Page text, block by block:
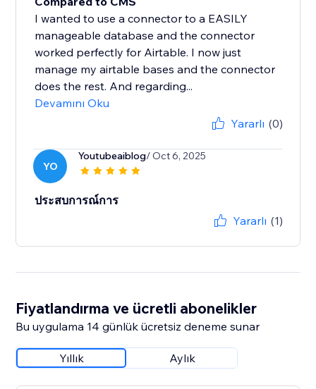
I wanted to use a connector to a EASILY
manageable database and the connector
worked perfectly for Airtable. I now just
manage my airtable bases and the connector
does the rest. And regarding...
Devamını Oku
Yararlı (0)
YO
Youtubeaiblog/ Oct 6, 2025
ประสบการณ์การ
Yararlı (1)
Fiyatlandırma ve ücretli abonelikler
Bu uygulama 14 günlük ücretsiz deneme sunar
Yıllık Aylık